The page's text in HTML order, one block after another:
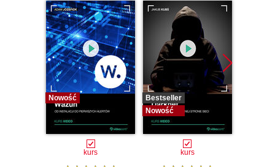
Nowość
kurs
Bestseller
Nowość
kurs